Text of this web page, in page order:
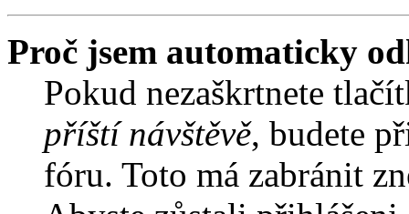
Proč jsem automaticky
Pokud nezaškrtnete
příští návštěvě, budete
fóru. Toto má zabránit